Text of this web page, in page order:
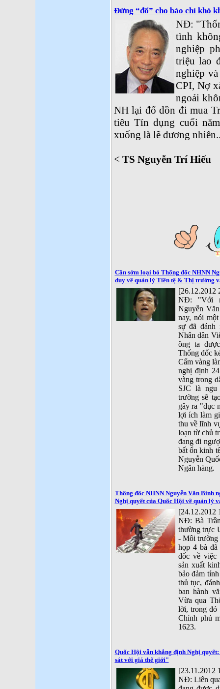
Đừng “đổ” cho báo chí khó
NĐ:
tình
nghiệp
triệu lao
nghiệp
CPI, Nợ
ngoải
NH lại đổ dồn đi mua
tiêu Tín dụng cuối
xuống là lẽ đương
< TS Nguyễn Trí Hiếu
Cần sớm loại bỏ Thống đốc NHNN
duy về quản lý Tiền tệ & Thị trường
[26.12.2012
NĐ: "Với
Nguyễn
nay, nói
sự đã đánh
Nhân dân
ông ta
Thống đốc
Cấm vàng
nghị định
vàng trong
SJC là
trường sẽ
gây ra "đục
lợi ích làm
thu về lĩnh
loạn từ chủ
đang đi
bất ổn kinh
Nguyễn
Ngân hàng.
Thống đốc NHNN Nguyễn Văn Bình
Nghị quyết của Quốc Hội về quản lý
[24.12.2012
NĐ: Bà
thường trực
- Môi trường
họp 4 bà đã
đốc về việc
sản xuất
bảo đảm
thủ tục,
ban hành
Vừa qua
lời, trong đó
Chính phủ
1623.
Quốc Hội vẫn khẳng định Nghị
sát với giá thế giới"
[23.11.2012
NĐ: Liên